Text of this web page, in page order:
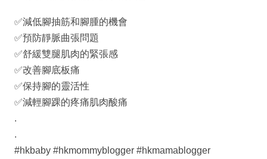
✅⁣減低腳抽筋和腳腫的機會
✅預防靜脈曲張問題
✅舒緩雙腿肌肉的緊張感
✅改善腳底板痛
✅保持腳的靈活性
✅減輕腳踝的疼痛肌肉酸痛
.
.
#hkbaby​ #hkmommyblogger​ #hkmamablogger​